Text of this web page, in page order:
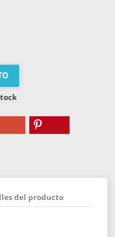
del producto